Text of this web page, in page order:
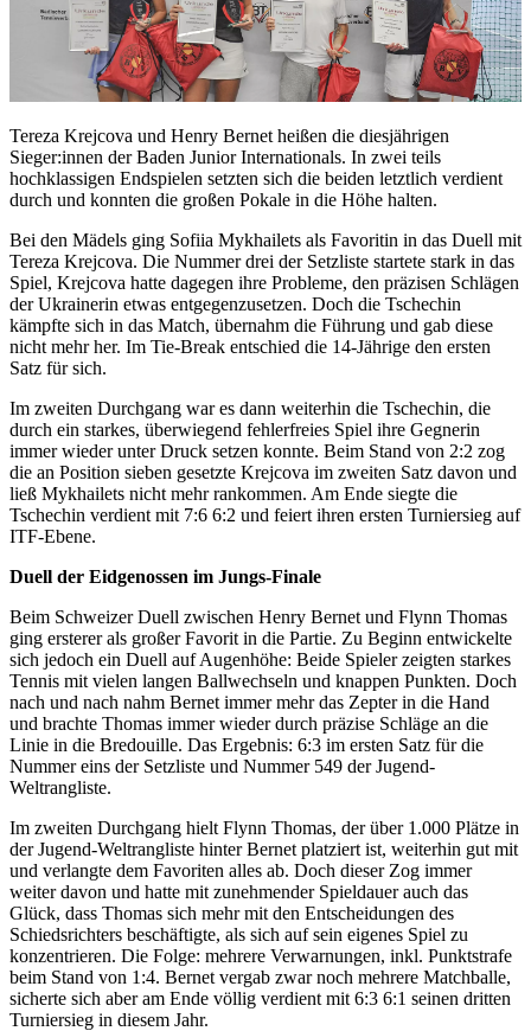
Tereza Krejcova und Henry Bernet heißen die diesjährigen
Sieger:innen der Baden Junior Internationals. In zwei teils
hochklassigen Endspielen setzten sich die beiden letztlich verdient
durch und konnten die großen Pokale in die Höhe halten.
Bei den Mädels ging Sofiia Mykhailets als Favoritin in das Duell mit
Tereza Krejcova. Die Nummer drei der Setzliste startete stark in das
Spiel, Krejcova hatte dagegen ihre Probleme, den präzisen Schlägen
der Ukrainerin etwas entgegenzusetzen. Doch die Tschechin
kämpfte sich in das Match, übernahm die Führung und gab diese
nicht mehr her. Im Tie-Break entschied die 14-Jährige den ersten
Satz für sich.
Im zweiten Durchgang war es dann weiterhin die Tschechin, die
durch ein starkes, überwiegend fehlerfreies Spiel ihre Gegnerin
immer wieder unter Druck setzen konnte. Beim Stand von 2:2 zog
die an Position sieben gesetzte Krejcova im zweiten Satz davon und
ließ Mykhailets nicht mehr rankommen. Am Ende siegte die
Tschechin verdient mit 7:6 6:2 und feiert ihren ersten Turniersieg auf
ITF-Ebene.
Duell der Eidgenossen im Jungs-Finale
Beim Schweizer Duell zwischen Henry Bernet und Flynn Thomas
ging ersterer als großer Favorit in die Partie. Zu Beginn entwickelte
sich jedoch ein Duell auf Augenhöhe: Beide Spieler zeigten starkes
Tennis mit vielen langen Ballwechseln und knappen Punkten. Doch
nach und nach nahm Bernet immer mehr das Zepter in die Hand
und brachte Thomas immer wieder durch präzise Schläge an die
Linie in die Bredouille. Das Ergebnis: 6:3 im ersten Satz für die
Nummer eins der Setzliste und Nummer 549 der Jugend-
Weltrangliste.
Im zweiten Durchgang hielt Flynn Thomas, der über 1.000 Plätze in
der Jugend-Weltrangliste hinter Bernet platziert ist, weiterhin gut mit
und verlangte dem Favoriten alles ab. Doch dieser Zog immer
weiter davon und hatte mit zunehmender Spieldauer auch das
Glück, dass Thomas sich mehr mit den Entscheidungen des
Schiedsrichters beschäftigte, als sich auf sein eigenes Spiel zu
konzentrieren. Die Folge: mehrere Verwarnungen, inkl. Punktstrafe
beim Stand von 1:4. Bernet vergab zwar noch mehrere Matchballe,
sicherte sich aber am Ende völlig verdient mit 6:3 6:1 seinen dritten
Turniersieg in diesem Jahr.